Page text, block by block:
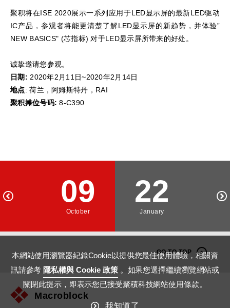
聚积将在ISE 2020展示一系列应用于LED显示屏的最新LED驱动
IC产品，参观者将能更清楚了解LED显示屏的新趋势，并体验”
NEW BASICS" (芯指标) 对于LED显示屏所带来的好处。
诚挚邀请您参观。
日期: 2020年2月11日~2020年2月14日
地点: 荷兰，阿姆斯特丹，RAI
聚积摊位号码: 8-C390
09
October
22
January
GO TO TOP
Macroblock
本網站使用瀏覽器紀錄Cookie以提供您最佳使用體驗，相關資
訊請參考 隱私權與 Cookie 政策 。如果您選擇繼續瀏覽網站或
關閉此提示，即表示您已接受聚積科技網站使用條款。
我知道了